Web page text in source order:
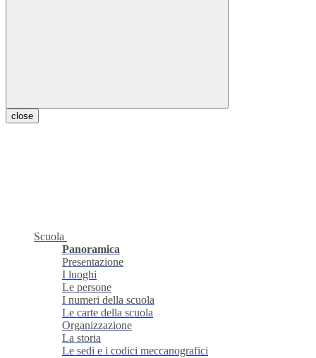
close
Scuola
Panoramica
Presentazione
I luoghi
Le persone
I numeri della scuola
Le carte della scuola
Organizzazione
La storia
Le sedi e i codici meccanografici